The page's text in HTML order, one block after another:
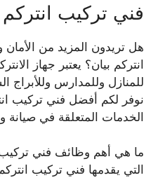
فني تركيب انتركم
هل تريدون المزيد من
انتركم بيان؟ يعتبر جهاز
للمنازل وللمدارس وللأبراج
نوفر لكم أفضل فني تركيب
الخدمات المتعلقة في صيانة
ما هي أهم وظائف فني تركيب
التي يقدمها فني تركيب